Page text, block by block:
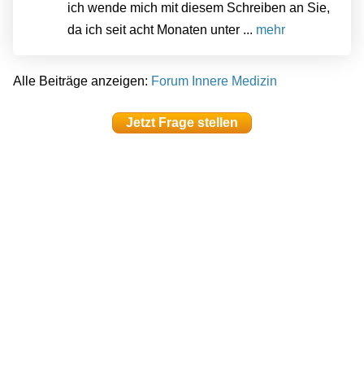
ich wende mich mit diesem Schreiben an Sie,
da ich seit acht Monaten unter ... mehr
Alle Beiträge anzeigen: Forum Innere Medizin
Jetzt Frage stellen